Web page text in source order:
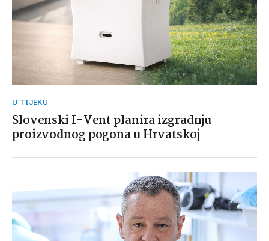
U TIJEKU
Slovenski I-Vent planira izgradnju
proizvodnog pogona u Hrvatskoj